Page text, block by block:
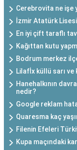
Cerebrovita ne işe
İzmir Atatürk
En iyi çift taraflı
Kağıttan kutu
Bodrum merkez
Lilafİx küllü sarı ve
Hanehalkının
nedir?
Google reklam
Quaresma kaç
Filenin Efeleri
Kupa maçındaki